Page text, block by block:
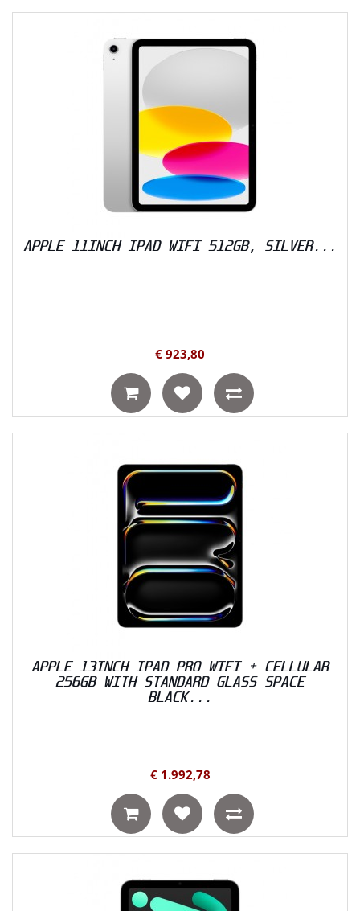
APPLE 11INCH IPAD WIFI 512GB, SILVER...
€ 923,80
APPLE 13INCH IPAD PRO WIFI + CELLULAR
256GB WITH STANDARD GLASS SPACE
BLACK...
€ 1.992,78